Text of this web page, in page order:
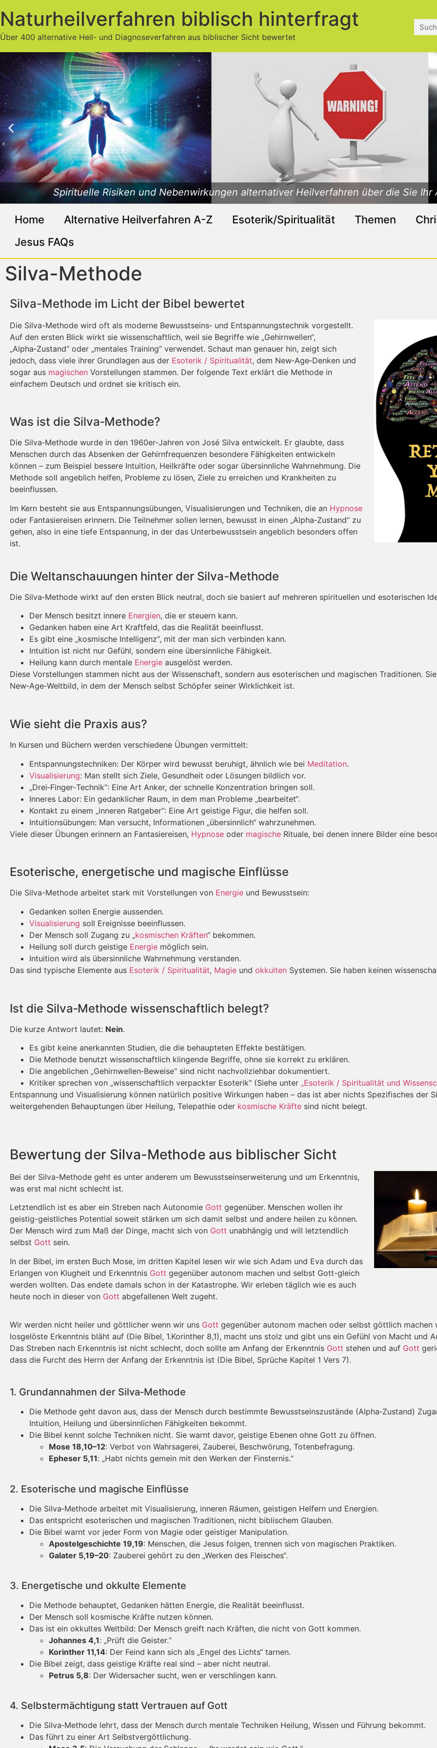
Naturheilverfahren biblisch hinterfragt
Über 400 alternative Heil- und Diagnoseverfahren aus biblischer Sicht bewertet
Was ist Esoterik? Ist die Esoterik christlich?
Home Alternative Heilverfahren A-Z Esoterik/Spiritualität Themen
Jesus FAQs
Silva-Methode
Silva-Methode im Licht der Bibel bewertet
Die Silva-Methode wird oft als moderne Bewusstseins‑ und Entspannungstechnik vorgestellt.
Auf den ersten Blick wirkt sie wissenschaftlich, weil sie Begriffe wie „Gehirnwellen“,
„Alpha‑Zustand“ oder „mentales Training“ verwendet. Schaut man genauer hin, zeigt sich
jedoch, dass viele ihrer Grundlagen aus der Esoterik / Spiritualität, dem New‑Age‑Denken und
sogar aus magischen Vorstellungen stammen. Der folgende Text erklärt die Methode in
einfachem Deutsch und ordnet sie kritisch ein.
Was ist die Silva‑Methode?
Die Silva‑Methode wurde in den 1960er‑Jahren von José Silva entwickelt. Er glaubte, dass
Menschen durch das Absenken der Gehirnfrequenzen besondere Fähigkeiten entwickeln
können – zum Beispiel bessere Intuition, Heilkräfte oder sogar übersinnliche Wahrnehmung. Die
Methode soll angeblich helfen, Probleme zu lösen, Ziele zu erreichen und Krankheiten zu
beeinflussen.
Im Kern besteht sie aus Entspannungsübungen, Visualisierungen und Techniken, die an Hypnose
oder Fantasiereisen erinnern. Die Teilnehmer sollen lernen, bewusst in einen „Alpha‑Zustand“ zu
gehen, also in eine tiefe Entspannung, in der das Unterbewusstsein angeblich besonders offen
ist.
Die Weltanschauungen hinter der Silva-Methode
Die Silva‑Methode wirkt auf den ersten Blick neutral, doch sie basiert auf mehreren spirituellen und esoterischen
Der Mensch besitzt innere Energien, die er steuern kann.
Gedanken haben eine Art Kraftfeld, das die Realität beeinflusst.
Es gibt eine „kosmische Intelligenz“, mit der man sich verbinden kann.
Intuition ist nicht nur Gefühl, sondern eine übersinnliche Fähigkeit.
Heilung kann durch mentale Energie ausgelöst werden.
Diese Vorstellungen stammen nicht aus der Wissenschaft, sondern aus esoterischen und magischen Traditionen.
New‑Age‑Weltbild, in dem der Mensch selbst Schöpfer seiner Wirklichkeit ist.
Wie sieht die Praxis aus?
In Kursen und Büchern werden verschiedene Übungen vermittelt:
Entspannungstechniken: Der Körper wird bewusst beruhigt, ähnlich wie bei Meditation.
Visualisierung: Man stellt sich Ziele, Gesundheit oder Lösungen bildlich vor.
„Drei‑Finger‑Technik“: Eine Art Anker, der schnelle Konzentration bringen soll.
Inneres Labor: Ein gedanklicher Raum, in dem man Probleme „bearbeitet“.
Kontakt zu einem „inneren Ratgeber“: Eine Art geistige Figur, die helfen soll.
Intuitionsübungen: Man versucht, Informationen „übersinnlich“ wahrzunehmen.
Viele dieser Übungen erinnern an Fantasiereisen, Hypnose oder magische Rituale, bei denen innere Bilder eine
Esoterische, energetische und magische Einflüsse
Die Silva-Methode arbeitet stark mit Vorstellungen von Energie und Bewusstsein:
Gedanken sollen Energie aussenden.
Visualisierung soll Ereignisse beeinflussen.
Der Mensch soll Zugang zu „kosmischen Kräften“ bekommen.
Heilung soll durch geistige Energie möglich sein.
Intuition wird als übersinnliche Wahrnehmung verstanden.
Das sind typische Elemente aus Esoterik / Spiritualität, Magie und okkulten Systemen. Sie haben keinen
Ist die Silva‑Methode wissenschaftlich belegt?
Die kurze Antwort lautet: Nein.
Es gibt keine anerkannten Studien, die die behaupteten Effekte bestätigen.
Die Methode benutzt wissenschaftlich klingende Begriffe, ohne sie korrekt zu erklären.
Die angeblichen „Gehirnwellen‑Beweise“ sind nicht nachvollziehbar dokumentiert.
Kritiker sprechen von „wissenschaftlich verpackter Esoterik“ (Siehe unter „Esoterik / Spiritualität und
Entspannung und Visualisierung können natürlich positive Wirkungen haben – das ist aber nichts Spezifisches der
weitergehenden Behauptungen über Heilung, Telepathie oder kosmische Kräfte sind nicht belegt.
Bewertung der Silva-Methode aus biblischer Sicht
Bei der Silva-Methode geht es unter anderem um Bewusstseinserweiterung und um Erkenntnis,
was erst mal nicht schlecht ist.
Letztendlich ist es aber ein Streben nach Autonomie Gott gegenüber. Menschen wollen ihr
geistig-geistliches Potential soweit stärken um sich damit selbst und andere heilen zu können.
Der Mensch wird zum Maß der Dinge, macht sich von Gott unabhängig und will letztendlich
selbst Gott sein.
In der Bibel, im ersten Buch Mose, im dritten Kapitel lesen wir wie sich Adam und Eva durch das
Erlangen von Klugheit und Erkenntnis Gott gegenüber autonom machen und selbst Gott-gleich
werden wollten. Das endete damals schon in der Katastrophe. Wir erleben täglich wie es auch
heute noch in dieser von Gott abgefallenen Welt zugeht.
Wir werden nicht heiler und göttlicher wenn wir uns Gott gegenüber autonom machen oder selbst göttlich machen
losgelöste Erkenntnis bläht auf (Die Bibel, 1.Korinther 8,1), macht uns stolz und gibt uns ein Gefühl von Macht und
Das Streben nach Erkenntnis ist nicht schlecht, doch sollte am Anfang der Erkenntnis Gott stehen und auf Gott
dass die Furcht des Herrn der Anfang der Erkenntnis ist (Die Bibel, Sprüche Kapitel 1 Vers 7).
1. Grundannahmen der Silva‑Methode
Die Methode geht davon aus, dass der Mensch durch bestimmte Bewusstseinszustände (Alpha‑Zustand)
Intuition, Heilung und übersinnlichen Fähigkeiten bekommt.
Die Bibel kennt solche Techniken nicht. Sie warnt davor, geistige Ebenen ohne Gott zu öffnen.
Mose 18,10–12: Verbot von Wahrsagerei, Zauberei, Beschwörung, Totenbefragung.
Epheser 5,11: „Habt nichts gemein mit den Werken der Finsternis.“
2. Esoterische und magische Einflüsse
Die Silva‑Methode arbeitet mit Visualisierung, inneren Räumen, geistigen Helfern und Energien.
Das entspricht esoterischen und magischen Traditionen, nicht biblischem Glauben.
Die Bibel warnt vor jeder Form von Magie oder geistiger Manipulation.
Apostelgeschichte 19,19: Menschen, die Jesus folgen, trennen sich von magischen Praktiken.
Galater 5,19–20: Zauberei gehört zu den „Werken des Fleisches“.
3. Energetische und okkulte Elemente
Die Methode behauptet, Gedanken hätten Energie, die Realität beeinflusst.
Der Mensch soll kosmische Kräfte nutzen können.
Das ist ein okkultes Weltbild: Der Mensch greift nach Kräften, die nicht von Gott kommen.
Johannes 4,1: „Prüft die Geister.“
Korinther 11,14: Der Feind kann sich als „Engel des Lichts“ tarnen.
Die Bibel zeigt, dass geistige Kräfte real sind – aber nicht neutral.
Petrus 5,8: Der Widersacher sucht, wen er verschlingen kann.
4. Selbstermächtigung statt Vertrauen auf Gott
Die Silva‑Methode lehrt, dass der Mensch durch mentale Techniken Heilung, Wissen und Führung bekommt.
Das führt zu einer Art Selbstvergöttlichung.